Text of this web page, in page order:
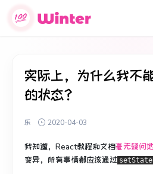
实际上，为什么我不
的状态？
乐 2020-04-03
我知道，React教程和文档毫无疑问
变异，所有事情都应该通过 setState